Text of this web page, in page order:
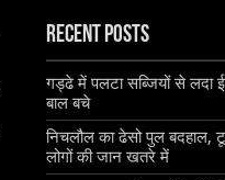
Recent Posts
गड्ढे में पलटा सब्जियों से लदा
बाल बचे
निचलौल का ढेसो पुल बदहाल,
लोगों की जान खतरे में